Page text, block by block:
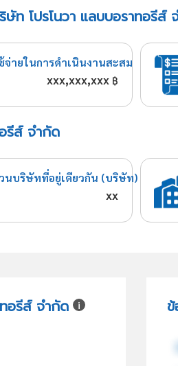
ท โปรโนวา แลบบอราทอรีส์
จ่ายในการดำเนินงานสะสม
xxx,xxx,xxx ฿
รีส์ จำกัด
นบริษัทที่อยู่เดียวกัน (บริษัท)
xx
อรีส์ จำกัด